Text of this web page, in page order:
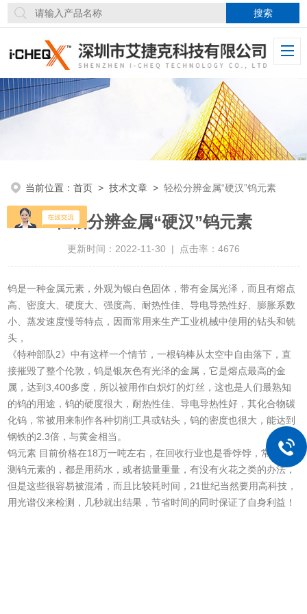
当前位置：首页 >技术文章 >轻松分辨金属“硬汉”钨元素
轻松分辨金属“硬汉”钨元素
更新时间：2022-11-30 | 点击率：4676
钨是一种金属元素，外观为银白色固体，带有金属光泽，而且有熔点
高、密度大、硬度大、强度高、耐热性佳、导电导热性好、膨胀系数
小、蒸发速度慢等特点，因而常用来生产工业机械中使用的钻头和铣
头，
《特种部队2》中有这样一个情节，一根钨棒从太空中自由落下，直
接摧毁了整个伦敦，钨是银灰色有光泽的金属，它是熔点最高的金
属，达到3,400多度，所以被用作白炽灯的灯丝，这也是人们最熟知
的钨的用途，钨的硬度很大，耐热性佳、导电导热性好，其化合物碳
化钨，常被用来制作各种切削工具或钻头，钨的密度也很大，能达到
钢铁的2.3倍，与黄金相当。
钨元素 目前价格在18万一吨左右，在回收行业也是香饽饽，常用检
测钨元素的，都是用药水，或者掂量重量，有没有火花之类的办法，
但是这些很容易被混淆，而且比较耗时间，21世纪当然要用高科技，
用光谱仪来检测，几秒就出结果，节省时间的同时保证了自身利益！